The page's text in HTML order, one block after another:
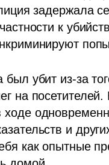
задержала
к
убит из-за
на
и
как опытные